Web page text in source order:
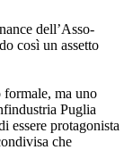
dell’Asso-
così un assetto
ma uno
Puglia
essere protagonista
che